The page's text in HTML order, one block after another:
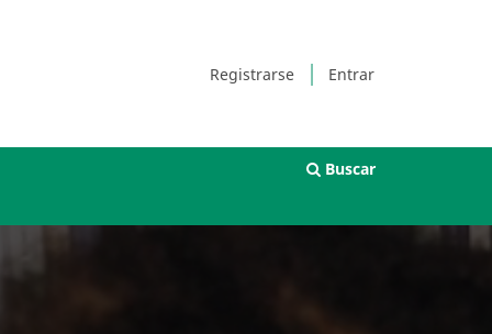
Registrarse Entrar
Buscar